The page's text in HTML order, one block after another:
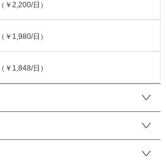
（ ￥2,200/日）
（ ￥1,980/日）
（ ￥1,848/日）
イリッシュな雰囲気のあるドレスで胸